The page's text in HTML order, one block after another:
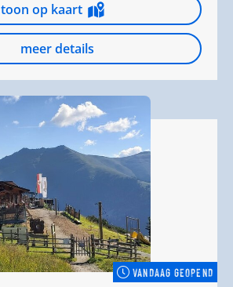
toon op kaart
meer details
VANDAAG GEOPEND